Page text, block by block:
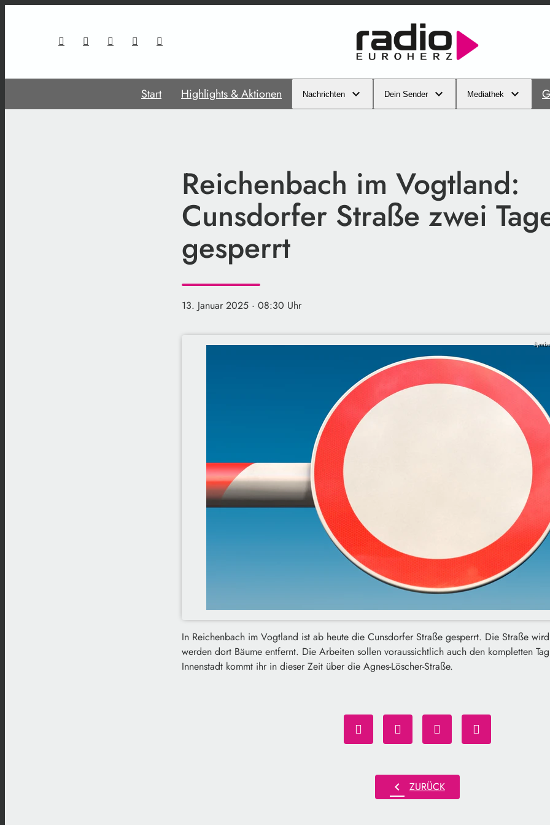
Start Highlights & Aktionen Nachrichten Dein Sender Mediathek
Reichenbach im Vogtland:
Cunsdorfer Straße zwei
gesperrt
13. Januar 2025 · 08:30 Uhr
In Reichenbach im Vogtland ist ab heute die Cunsdorfer Straße gesperrt. Die Straße
werden dort Bäume entfernt. Die Arbeiten sollen voraussichtlich auch den kompletten
Innenstadt kommt ihr in dieser Zeit über die Agnes-Löscher-Straße.
chevron_left ZURÜCK